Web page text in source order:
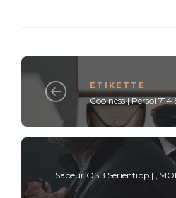
ETIKETTE
Coolness | Persol
Sapeur OSB Serientipp |